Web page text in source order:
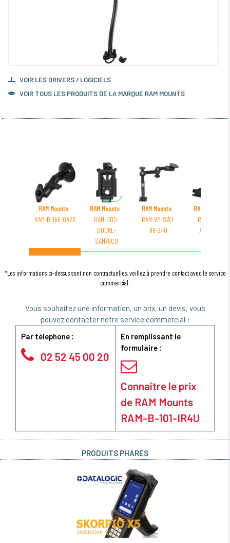
VOIR LES DRIVERS / LOGICIELS
VOIR TOUS LES PRODUITS DE LA MARQUE RAM MOUNTS
RAM Mounts-
RAM-B-166-GA22
RAM Mounts-
RAM-GDS-
DOCKL-
SAM76CU
RAM Mounts-
RAM-VP-SW1-
89-240
RAM Mounts
RAM-HOL-
AP15CLU
*Les informations ci-dessus sont non contractuelles, veillez à prendre contact avec le service
commercial.
Vous souhaitez une information, un prix, un devis, vous
pouvez contacter notre service commercial :
Par télephone :
02 52 45 00 20
En remplissant le
formulaire :
Connaître le prix
de RAM Mounts
RAM-B-101-IR4U
PRODUITS PHARES